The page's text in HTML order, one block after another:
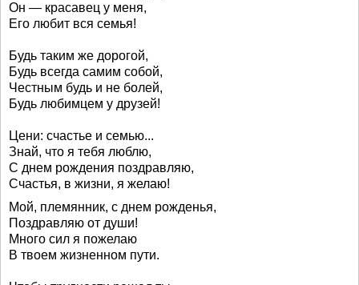
Он — красавец у меня,
Его любит вся семья!
Будь таким же дорогой,
Будь всегда самим собой,
Честным будь и не болей,
Будь любимцем у друзей!
Цени: счастье и семью...
Знай, что я тебя люблю,
С днем рождения поздравляю,
Счастья, в жизни, я желаю!
Мой, племянник, с днем рожденья,
Поздравляю от души!
Много сил я пожелаю
В твоем жизненном пути.